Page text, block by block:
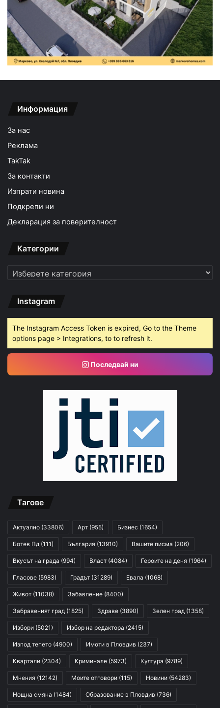
Информация
За нас
Реклама
TakTak
За контакти
Изпрати новина
Подкрепи ни
Декларация за поверителност
Категории
Категории
Instagram
The Instagram Access Token is expired, Go to the Theme
options page > Integrations, to to refresh it.
Последвай ни
Тагове
Актуално (33806) Арт (955) Бизнес (1654)
Ботев Пд (111) България (13910) Вашите писма (206)
Вкусът на града (994) Власт (4084) Героите на деня (1964)
Гласове (5983) Градът (31289) Евала (1068)
Живот (11038) Забавление (8400)
Забравеният град (1825) Здраве (3890) Зелен град (1358)
Избори (5021) Избор на редактора (2415)
Изпод тепето (4900) Имоти в Пловдив (237)
Квартали (2304) Криминале (5973) Култура (9789)
Мнения (12142) Моите отговори (115) Новини (54283)
Нощна смяна (1484) Образование в Пловдив (736)